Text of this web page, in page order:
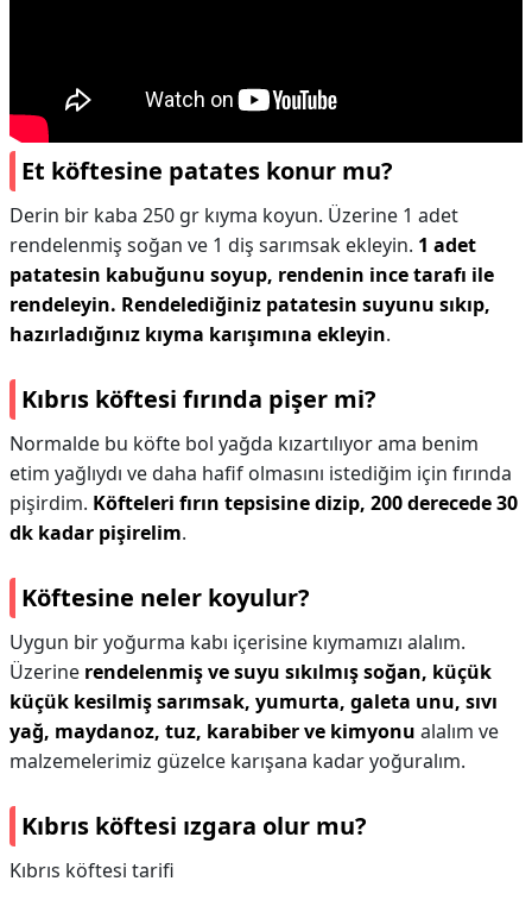
Et köftesine patates konur mu?
Derin bir kaba 250 gr kıyma koyun. Üzerine 1 adet
rendelenmiş soğan ve 1 diş sarımsak ekleyin. 1 adet
patatesin kabuğunu soyup, rendenin ince tarafı ile
rendeleyin. Rendelediğiniz patatesin suyunu sıkıp,
hazırladığınız kıyma karışımına ekleyin.
Kıbrıs köftesi fırında pişer mi?
Normalde bu köfte bol yağda kızartılıyor ama benim
etim yağlıydı ve daha hafif olmasını istediğim için fırında
pişirdim. Köfteleri fırın tepsisine dizip, 200 derecede 30
dk kadar pişirelim.
Köftesine neler koyulur?
Uygun bir yoğurma kabı içerisine kıymamızı alalım.
Üzerine rendelenmiş ve suyu sıkılmış soğan, küçük
küçük kesilmiş sarımsak, yumurta, galeta unu, sıvı
yağ, maydanoz, tuz, karabiber ve kimyonu alalım ve
malzemelerimiz güzelce karışana kadar yoğuralım.
Kıbrıs köftesi ızgara olur mu?
Kıbrıs köftesi tarifi